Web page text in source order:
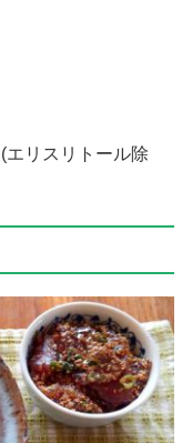
エリスリトール除